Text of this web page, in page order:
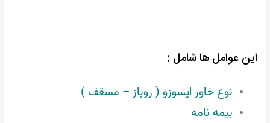
این عوامل ها شامل :
نوع خاور ایسوزو ( روباز – مسقف )
بیمه نامه